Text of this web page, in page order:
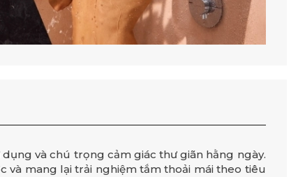
và chú trọng cảm giác thư giãn hằng ngày.
và mang lại trải nghiệm tắm thoải mái theo tiêu